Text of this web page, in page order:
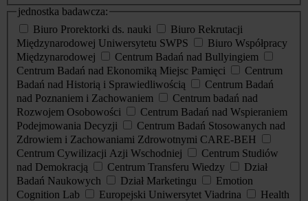
jednostka badawcza:
Biuro Prorektorki ds. nauki
Biuro Rekrutacji
Międzynarodowej Uniwersytetu SWPS
Biuro Współpracy
Międzynarodowej
Centrum Badań nad Bullyingiem
Centrum Badań nad Ekonomiką Miejsc Pamięci
Centrum
Badań nad Historią i Sprawiedliwością
Centrum Badań
nad Poznaniem i Zachowaniem
Centrum badań nad
Rozwojem Osobowości
Centrum Badań nad Wspieraniem
Podejmowania Decyzji
Centrum Badań Stosowanych nad
Zdrowiem i Zachowaniami Zdrowotnymi CARE-BEH
Centrum Cywilizacji Azji Wschodniej
Centrum Studiów
nad Demokracją
Centrum Transferu Wiedzy
Dział
Badań Naukowych
Dział Marketingu
Emotion
Cognition Lab
Europejski Uniwersytet Viadrina
Health